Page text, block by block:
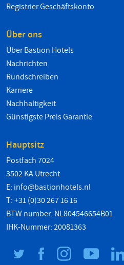
Registrier Geschäftskonto
Über ons
Über Bastion Hotels
Nachrichten
Rundschreiben
Karriere
Nachhaltigkeit
Günstigste Preis Garantie
Hauptsitz
Postfach 7024
3502 KA Utrecht
E: info@bastionhotels.nl
T: +31 (0)30 267 16 16
BTW number: NL804546654B01
IHK-Nummer: 20081363